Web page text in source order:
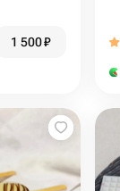
1 500₽